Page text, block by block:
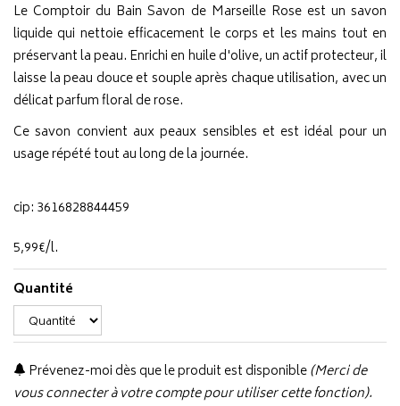
Le Comptoir du Bain Savon de Marseille Rose est un savon
liquide qui nettoie efficacement le corps et les mains tout en
préservant la peau. Enrichi en huile d'olive, un actif protecteur, il
laisse la peau douce et souple après chaque utilisation, avec un
délicat parfum floral de rose.
Ce savon convient aux peaux sensibles et est idéal pour un
usage répété tout au long de la journée.
cip: 3616828844459
5,99€/l.
Quantité
Prévenez-moi dès que le produit est disponible(Merci de
vous connecter à votre compte pour utiliser cette fonction).